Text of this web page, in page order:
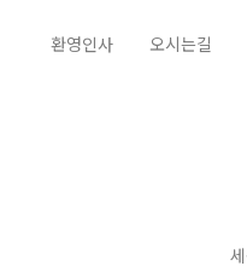
이용승낙이 곤란한 경우
이 다음 각 호에 해당하는 경우에
의하여 이용신청이 불승낙되거나
환영인사 오시는길